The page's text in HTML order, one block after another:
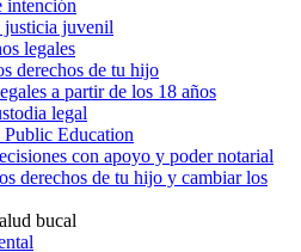
intención
justicia juvenil
legales
derechos de tu hijo
a partir de los 18 años
legal
Public Education
con apoyo y poder notarial
derechos de tu hijo y cambiar los
bucal